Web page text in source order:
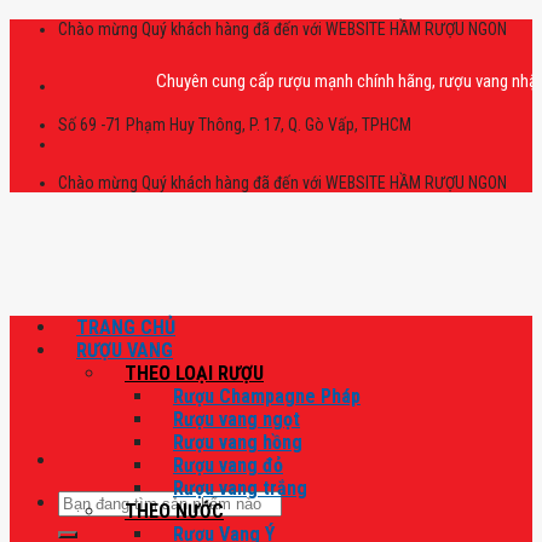
Skip
Chào mừng Quý khách hàng đã đến với WEBSITE HẦM RƯỢU NGON
Chuyên cung cấp rượu mạnh chính hãng, rượu vang nhập
Số 69 -71 Phạm Huy Thông, P. 17, Q. Gò Vấp, TPHCM
Chào mừng Quý khách hàng đã đến với WEBSITE HẦM RƯỢU NGON
Tìm
kiếm:
TRANG CHỦ
RƯỢU VANG
THEO LOẠI RƯỢU
Rượu Champagne Pháp
Rượu vang ngọt
Rượu vang hồng
Rượu vang đỏ
Rượu vang trắng
THEO NƯỚC
Rượu Vang Ý